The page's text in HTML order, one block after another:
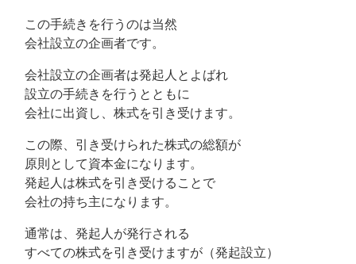
この手続きを行うのは当然
会社設立の企画者です。
会社設立の企画者は発起人とよばれ
設立の手続きを行うとともに
会社に出資し、株式を引き受けます。
この際、引き受けられた株式の総額が
原則として資本金になります。
発起人は株式を引き受けることで
会社の持ち主になります。
通常は、発起人が発行される
すべての株式を引き受けますが（発起設立）